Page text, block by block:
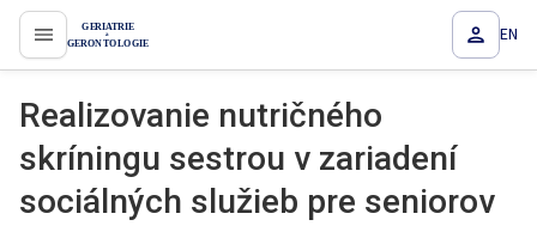
proLékaře.cz EN
Realizovanie nutričného
skríningu sestrou v zariadení
sociálných služieb pre seniorov